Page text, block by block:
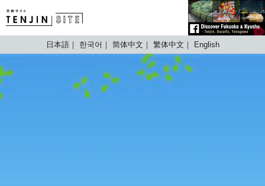
TENJIN SITE
日本語 한국어 简体中文 繁体中文 English